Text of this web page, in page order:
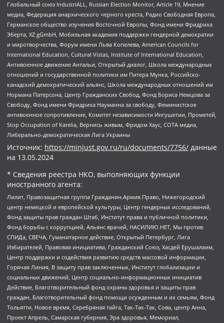
Глобальный союз IndustriALL, Russian Election Monitor, Article 19, Мнение
медиа, Федерация анархического черного креста, Радио Свободная Европа,
Германское общество изучения Восточной Европы, Фонд имени Фридриха
Эберта, XZ gGmbH, Мобильная академия поддержки гендерной демократии
и миротворчества, Форум имени Льва Копелева, American Councils for
International Education, Cultural Vistas, Institute of International Education,
Антивоенное движение Антальи, Открытый диалог, Школа международных
отношений и государственной политики им Питера Мунка, Российско-
канадский демократический альянс, Школа международных отношений им
Нормана Патерсона, Центр Гражданских Свобод, Фонд Бориса Немцова за
Свободу, Фонд имени Фридриха Науманна за свободу, Феминистское
антивоенное сопротивление, Комитет независимости Ингушетии, Прометей,
Stop Occupation of Karelia, Вернись живым, Фридом Хаус, СОТА медиа,
Либерально-демократическая Лига Украины
Источник: https://minjust.gov.ru/ru/documents/7756/ данные
на 13.05.2024
* Сведения реестра НКО, выполняющих функции
иностранного агента:
Лилит, Правозащитная группа Гражданин.Армия.Право, Нижегородский
центр немецкой и европейской культуры, Центр гендерных исследований,
Фонд защиты прав граждан Штаб, Институт права и публичной политики,
Фонд борьбы с коррупцией, Альянс врачей, НАСИЛИЮ.НЕТ, Мы против
СПИДа, СВЕЧА, Гуманитарное действие, Открытый Петербург, Лига
Избирателей, Правовая инициатива, Гражданский Союз, Хасдей Ерушалаим,
Центр поддержки и содействия развитию средств массовой информации,
Горячая Линия, В защиту прав заключенных, Институт глобализации и
социальных движений, Центр социально-информационных инициатив
Действие, Благотворительный фонд охраны здоровья и защиты прав
граждан, Благотворительный фонд помощи осужденным и их семьям, Фонд
Тольятти, Новое время, Серебряная тайга, Так-Так-Так, Сова, центр Анна,
Проект Апрель, Самарская губерния, Эра здоровья, Мемориал,